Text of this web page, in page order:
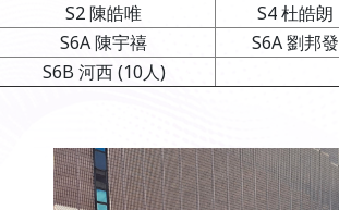
S2 陳皓唯
S4 杜皓朗
S6A 陳宇禧
S6A 劉邦發
S6B 河西 (10人)